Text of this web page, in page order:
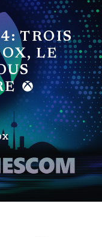
TROIS
LE